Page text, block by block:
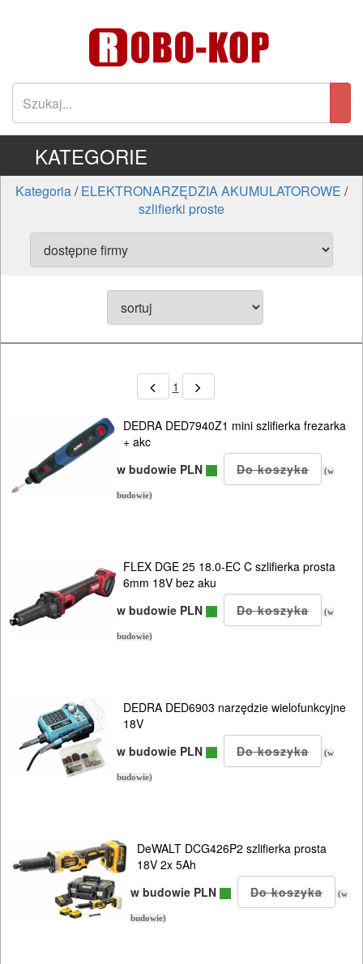
ELEKTRONARZĘDZIA
SIECIOWE
ZESTAWY
NARZĘDZI
akumulatory
KATEGORIE
Kategoria/ELEKTRONARZĘDZIA AKUMULATOROWE /
szlifierki proste
1
DEDRA DED7940Z1 mini szlifierka frezarka
+ akc
w budowie PLN
(w
budowie)
FLEX DGE 25 18.0-EC C szlifierka prosta
6mm 18V bez aku
w budowie PLN
(w
budowie)
DEDRA DED6903 narzędzie wielofunkcyjne
18V
w budowie PLN
(w
budowie)
DeWALT DCG426P2 szlifierka prosta
18V 2x 5Ah
w budowie PLN
(w
budowie)